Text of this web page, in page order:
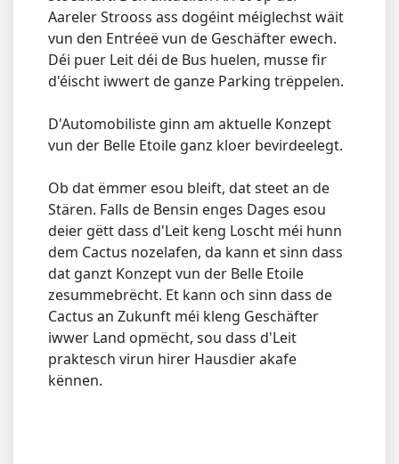
Aareler Strooss ass dogéint méiglechst wäit
vun den Entréeë vun de Geschäfter ewech.
Déi puer Leit déi de Bus huelen, musse fir
d'éischt iwwert de ganze Parking trëppelen.
D'Automobiliste ginn am aktuelle Konzept
vun der Belle Etoile ganz kloer bevirdeelegt.
Ob dat ëmmer esou bleift, dat steet an de
Stären. Falls de Bensin enges Dages esou
deier gëtt dass d'Leit keng Loscht méi hunn
dem Cactus nozelafen, da kann et sinn dass
dat ganzt Konzept vun der Belle Etoile
zesummebrëcht. Et kann och sinn dass de
Cactus an Zukunft méi kleng Geschäfter
iwwer Land opmëcht, sou dass d'Leit
praktesch virun hirer Hausdier akafe
kënnen.